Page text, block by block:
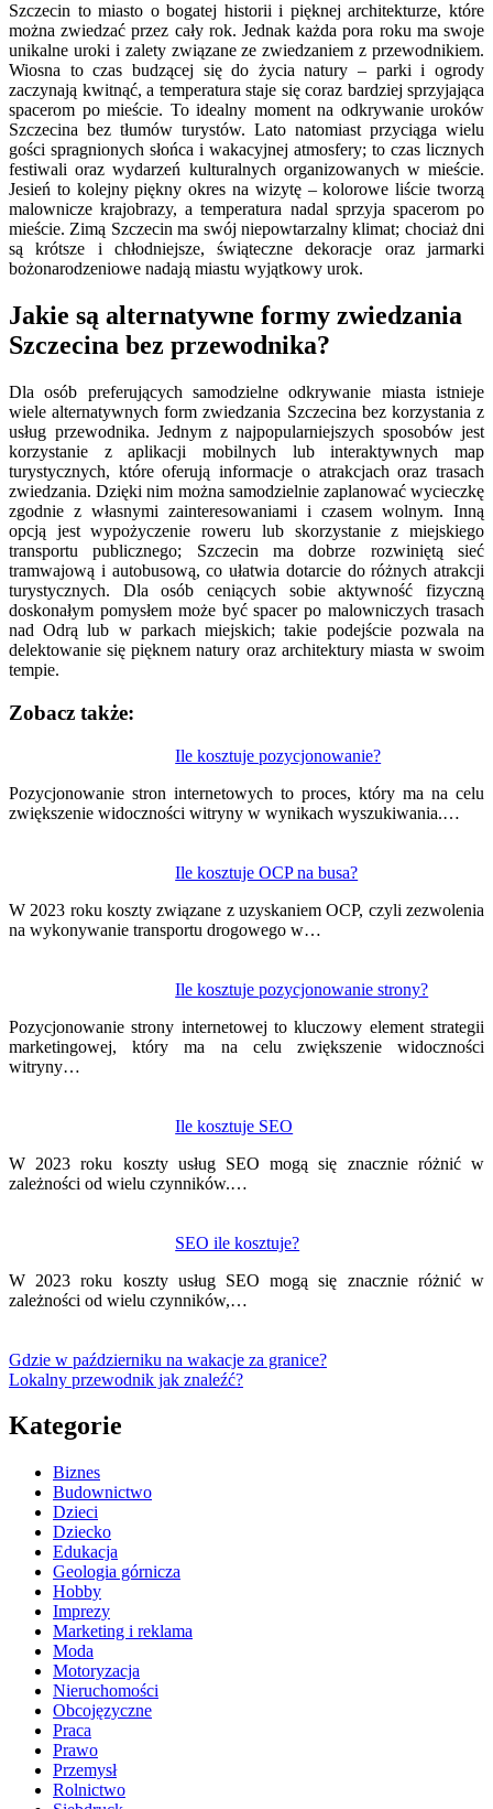
Szczecin to miasto o bogatej historii i pięknej architekturze, które
można zwiedzać przez cały rok. Jednak każda pora roku ma swoje
unikalne uroki i zalety związane ze zwiedzaniem z przewodnikiem.
Wiosna to czas budzącej się do życia natury – parki i ogrody
zaczynają kwitnąć, a temperatura staje się coraz bardziej sprzyjająca
spacerom po mieście. To idealny moment na odkrywanie uroków
Szczecina bez tłumów turystów. Lato natomiast przyciąga wielu
gości spragnionych słońca i wakacyjnej atmosfery; to czas licznych
festiwali oraz wydarzeń kulturalnych organizowanych w mieście.
Jesień to kolejny piękny okres na wizytę – kolorowe liście tworzą
malownicze krajobrazy, a temperatura nadal sprzyja spacerom po
mieście. Zimą Szczecin ma swój niepowtarzalny klimat; chociaż dni
są krótsze i chłodniejsze, świąteczne dekoracje oraz jarmarki
bożonarodzeniowe nadają miastu wyjątkowy urok.
Jakie są alternatywne formy zwiedzania
Szczecina bez przewodnika?
Dla osób preferujących samodzielne odkrywanie miasta istnieje
wiele alternatywnych form zwiedzania Szczecina bez korzystania z
usług przewodnika. Jednym z najpopularniejszych sposobów jest
korzystanie z aplikacji mobilnych lub interaktywnych map
turystycznych, które oferują informacje o atrakcjach oraz trasach
zwiedzania. Dzięki nim można samodzielnie zaplanować wycieczkę
zgodnie z własnymi zainteresowaniami i czasem wolnym. Inną
opcją jest wypożyczenie roweru lub skorzystanie z miejskiego
transportu publicznego; Szczecin ma dobrze rozwiniętą sieć
tramwajową i autobusową, co ułatwia dotarcie do różnych atrakcji
turystycznych. Dla osób ceniących sobie aktywność fizyczną
doskonałym pomysłem może być spacer po malowniczych trasach
nad Odrą lub w parkach miejskich; takie podejście pozwala na
delektowanie się pięknem natury oraz architektury miasta w swoim
tempie.
Zobacz także:
Ile kosztuje pozycjonowanie?
Pozycjonowanie stron internetowych to proces, który ma na celu
zwiększenie widoczności witryny w wynikach wyszukiwania.…
Ile kosztuje OCP na busa?
W 2023 roku koszty związane z uzyskaniem OCP, czyli zezwolenia
na wykonywanie transportu drogowego w…
Ile kosztuje pozycjonowanie strony?
Pozycjonowanie strony internetowej to kluczowy element strategii
marketingowej, który ma na celu zwiększenie widoczności
witryny…
Ile kosztuje SEO
W 2023 roku koszty usług SEO mogą się znacznie różnić w
zależności od wielu czynników.…
SEO ile kosztuje?
W 2023 roku koszty usług SEO mogą się znacznie różnić w
zależności od wielu czynników,…
wpisu
Gdzie w październiku na wakacje za granice?
Lokalny przewodnik jak znaleźć?
Kategorie
Biznes
Budownictwo
Dzieci
Dziecko
Edukacja
Geologia górnicza
Hobby
Imprezy
Marketing i reklama
Moda
Motoryzacja
Nieruchomości
Obcojęzyczne
Praca
Prawo
Przemysł
Rolnictwo